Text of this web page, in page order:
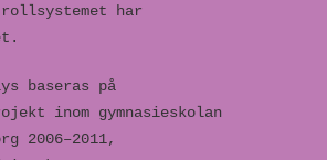
har
baseras på
inom gymnasieskolan
2006–2011,